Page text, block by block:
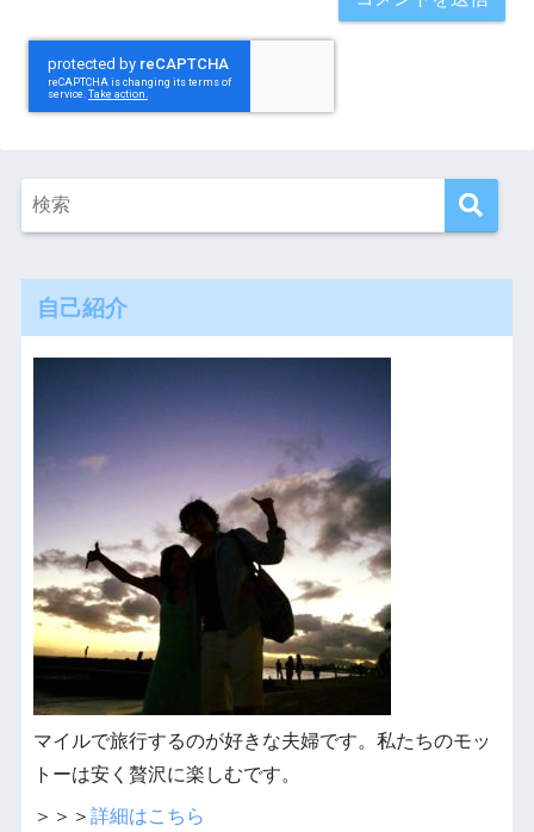
自己紹介
マイルで旅行するのが好きな夫婦です。私たちのモッ
トーは安く贅沢に楽しむです。
＞＞＞ 詳細はこちら